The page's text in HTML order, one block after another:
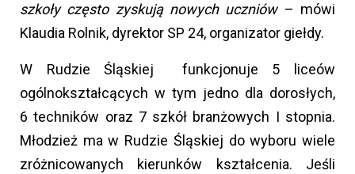
szkoły często zyskują nowych uczniów– mówi
Klaudia Rolnik, dyrektor SP 24, organizator giełdy.
W Rudzie Śląskiej funkcjonuje 5 liceów
ogólnokształcących w tym jedno dla dorosłych,
6 techników oraz 7 szkół branżowych I stopnia.
Młodzież ma w Rudzie Śląskiej do wyboru wiele
zróżnicowanych kierunków kształcenia. Jeśli